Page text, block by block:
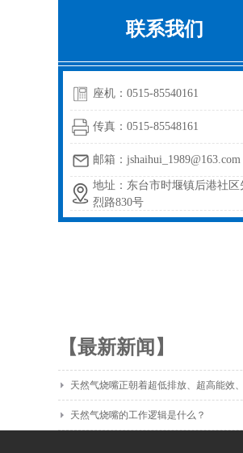
联系我们
座机：0515-85540161
传真：0515-85548161
邮箱：jshaihui_1989@163.com
地址：东台市时堰镇后港社区
烈路830号
【最新新闻】
天然气烧嘴正朝着超低排放、超高能效
天然气烧嘴的工作逻辑是什么？